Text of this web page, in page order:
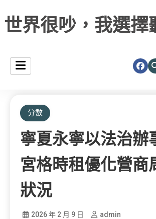
世界很吵，我選擇
分數
寧夏永寧以法治辦
宮格時租優化營商
狀況
2026 年 2 月 9 日 admin